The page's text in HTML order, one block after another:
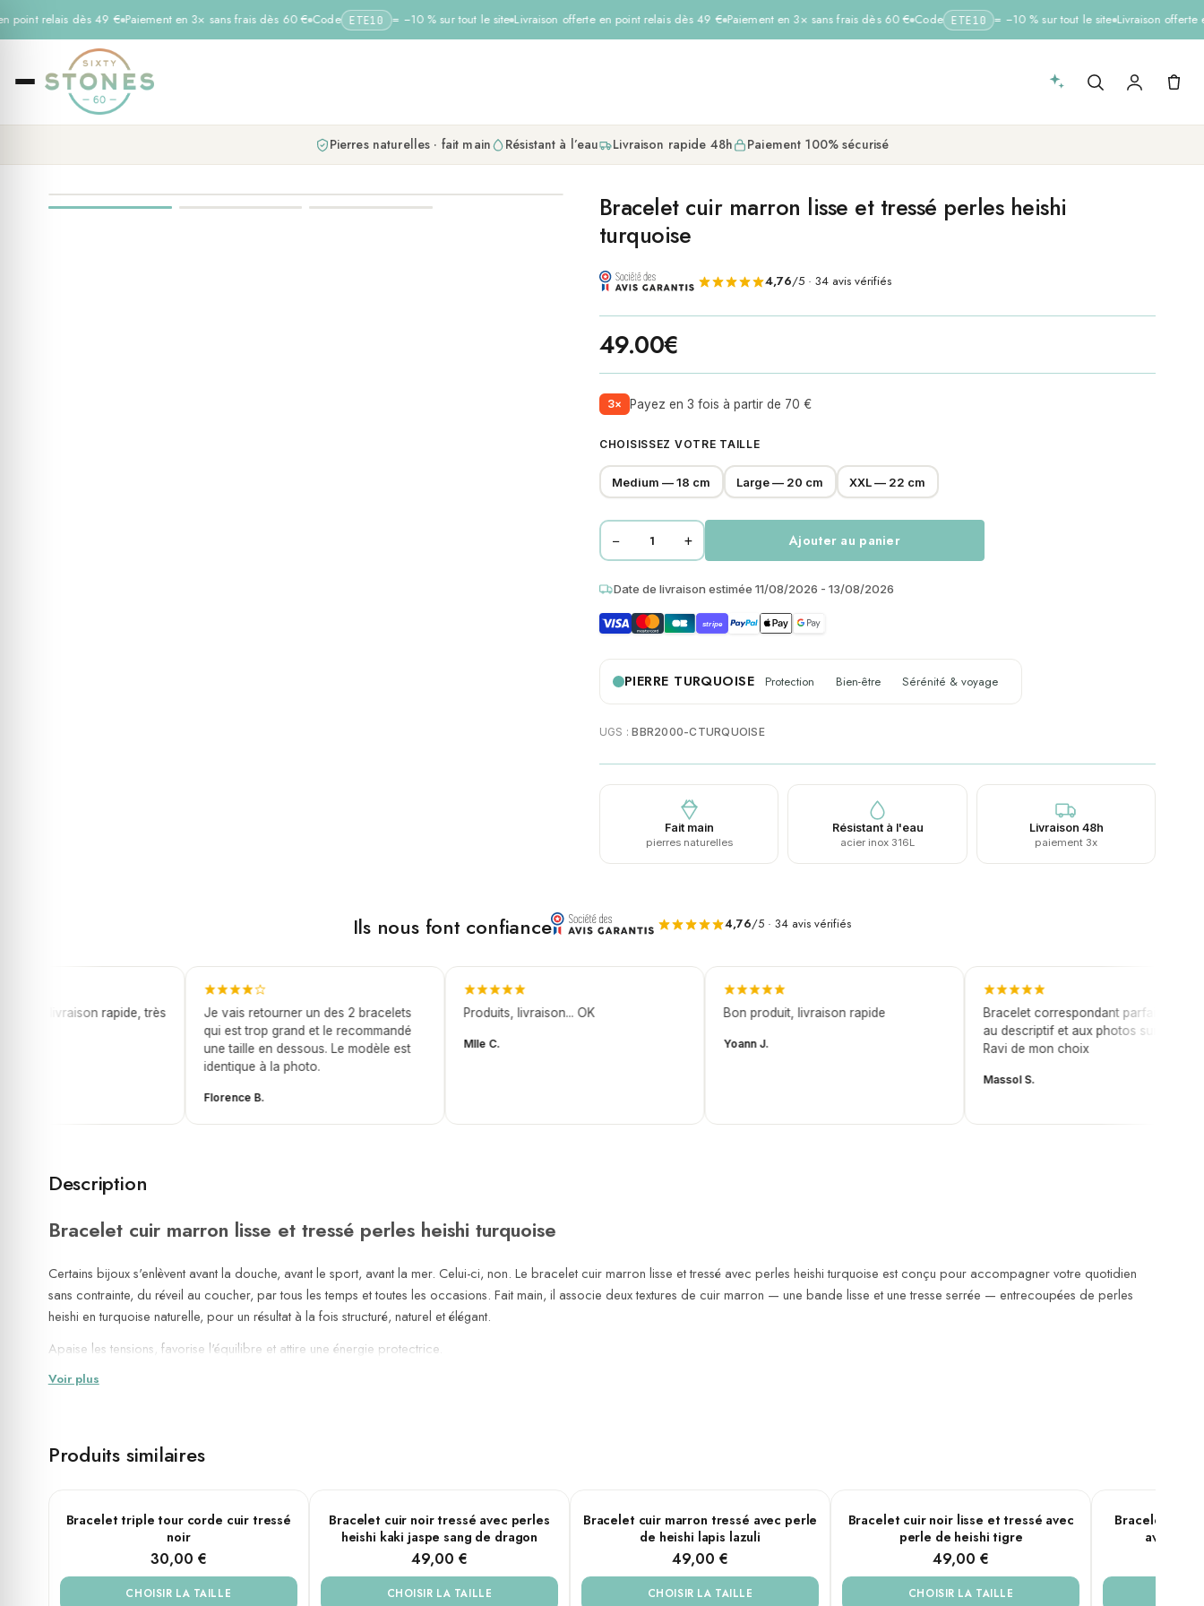
relais dès 49 € Paiement en 3× sans frais dès 60 € Code ETE10 = −10 % sur tout le site Livraison offerte en point relais dès 49 € Paiement en 3× sans frais dès 60 € Code ETE10 = −10 % sur tout le site Livraison offerte
Pierres naturelles · fait main Résistant à l’eau Livraison rapide 48h Paiement 100% sécurisé
Bracelet cuir marron lisse et tressé perles heishi
turquoise
4,76/5 · 34 avis vérifiés
49.00€
3× Payez en 3 fois à partir de 70 €
CHOISISSEZ VOTRE TAILLE
Medium — 18 cm Large — 20 cm XXL — 22 cm
quantité
Bracelet
cuir
marron
lisse
tressé
turquoise
− + Ajouter au panier
Date de livraison estimée 11/08/2026 - 13/08/2026
stripe
PIERRE TURQUOISE Protection Bien-être Sérénité & voyage
UGS :BBR2000-CTURQUOISE
Fait main
pierres naturelles
Résistant à l'eau
acier inox 316L
Livraison 48h
paiement 3x
Ils nous font confiance 4,76/5 · 34 avis vérifiés
livraison rapide, très
Je vais retourner un des 2 bracelets
qui est trop grand et le recommandé
une taille en dessous. Le modèle est
identique à la photo.
Florence B.
Produits, livraison... OK
Mlle C.
Bon produit, livraison rapide
Yoann J.
Bracelet correspondant parfaitement
au descriptif et aux photos sur le site.
Ravi de mon choix
Massol S.
Description
Bracelet cuir marron lisse et tressé perles heishi turquoise
Certains bijoux s'enlèvent avant la douche, avant le sport, avant la mer. Celui-ci, non. Le bracelet cuir marron lisse et tressé avec perles heishi turquoise est conçu pour accompagner votre quotidien
sans contrainte, du réveil au coucher, par tous les temps et toutes les occasions. Fait main, il associe deux textures de cuir marron — une bande lisse et une tresse serrée — entrecoupées de perles
heishi en turquoise naturelle, pour un résultat à la fois structuré, naturel et élégant.
Apaise les tensions, favorise l'équilibre et attire une énergie protectrice.
💎 Matières & dimensions
Pierre :
Turquoise naturelle — perles heishi
Couleur de la pierre :Turquoise
Fait main
(douche, mer, piscine)
✨ Ce que dit cette pierre
Voir plus
Produits similaires
PLUSIEURS TAILLES
Bracelet triple tour corde cuir tressé
noir
30,00 €
CHOISIR LA TAILLE
PLUSIEURS TAILLES
Bracelet cuir noir tressé avec perles
heishi kaki jaspe sang de dragon
49,00 €
CHOISIR LA TAILLE
PLUSIEURS TAILLES
Bracelet cuir marron tressé avec perle
de heishi lapis lazuli
49,00 €
CHOISIR LA TAILLE
PLUSIEURS TAILLES
Bracelet cuir noir lisse et tressé avec
perle de heishi tigre
49,00 €
CHOISIR LA TAILLE
PLUSIEURS
Bracelet cuir
avec